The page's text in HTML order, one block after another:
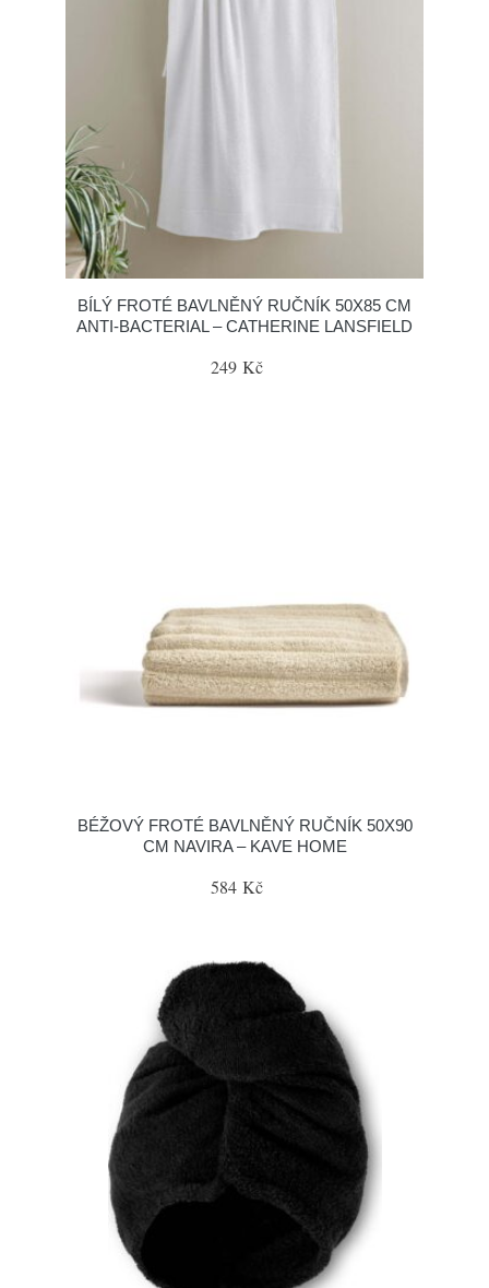
BÍLÝ FROTÉ BAVLNĚNÝ RUČNÍK 50X85 CM
ANTI-BACTERIAL – CATHERINE LANSFIELD
249 Kč
BÉŽOVÝ FROTÉ BAVLNĚNÝ RUČNÍK 50X90
CM NAVIRA – KAVE HOME
584 Kč